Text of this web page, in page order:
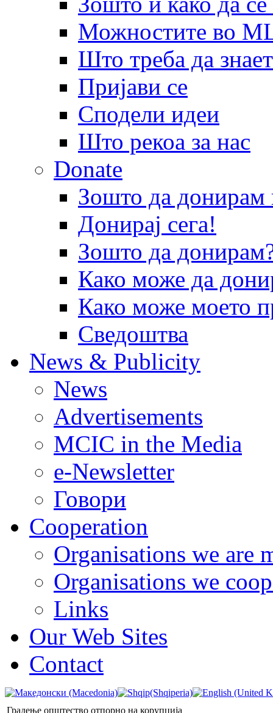
Можностите во
Што треба да
Пријави се
Сподели идеи
Што рекоа за нас
Donate
Зошто да
Донирај сега!
Зошто да
Како може да
Како може моето
Сведоштва
News & Publicity
News
Advertisements
MCIC in the Media
e-Newsletter
Говори
Cooperation
Organisations we are
Organisations we
Links
Our Web Sites
Contact
Градење општество отпорно на корупција